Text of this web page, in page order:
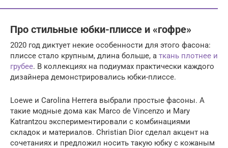
Про стильные юбки-плиссе и «гофре»
2020 год диктует некие особенности для этого фасона:
плиссе стало крупным, длина больше, а ткань плотнее и
грубее. В коллекциях на подиумах практически каждого
дизайнера демонстрировались юбки-плиссе.
Loewe и Carolina Herrera выбрали простые фасоны. А
такие модные дома как Marco de Vincenzo и Mary
Katrantzou экспериментировали с комбинациями
складок и материалов. Christian Dior сделал акцент на
сочетаниях и предложил носить такую юбку с кожаным